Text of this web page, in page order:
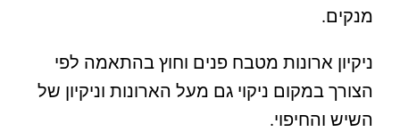
מנקים.
ניקיון ארונות מטבח פנים וחוץ בהתאמה לפי
הצורך במקום ניקוי גם מעל הארונות וניקיון של
השיש והחיפוי.